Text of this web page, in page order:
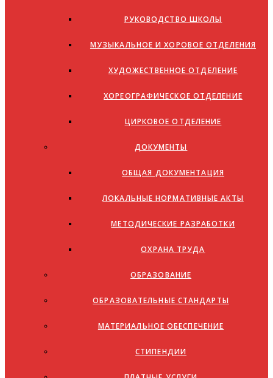
РУКОВОДСТВО ШКОЛЫ
МУЗЫКАЛЬНОЕ И ХОРОВОЕ ОТДЕЛЕНИЯ
ХУДОЖЕСТВЕННОЕ ОТДЕЛЕНИЕ
ХОРЕОГРАФИЧЕСКОЕ ОТДЕЛЕНИЕ
ЦИРКОВОЕ ОТДЕЛЕНИЕ
ДОКУМЕНТЫ
ОБЩАЯ ДОКУМЕНТАЦИЯ
ЛОКАЛЬНЫЕ НОРМАТИВНЫЕ АКТЫ
МЕТОДИЧЕСКИЕ РАЗРАБОТКИ
ОХРАНА ТРУДА
ОБРАЗОВАНИЕ
ОБРАЗОВАТЕЛЬНЫЕ СТАНДАРТЫ
МАТЕРИАЛЬНОЕ ОБЕСПЕЧЕНИЕ
СТИПЕНДИИ